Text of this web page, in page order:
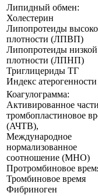
Липидный обмен:
Холестерин
Липопротеиды
плотности (ЛПВП)
Липопротеиды низкой
плотности (ЛПНП)
Триглицериды ТГ
Индекс атерогенности
Коагулограмма:
Активированное
тромбопластиновое
(АЧТВ),
Международное
нормализованное
соотношение (МНО)
Протромбиновое
Тромбиновое время
Фибриноген